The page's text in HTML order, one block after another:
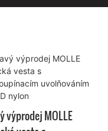
výprodej MOLLE